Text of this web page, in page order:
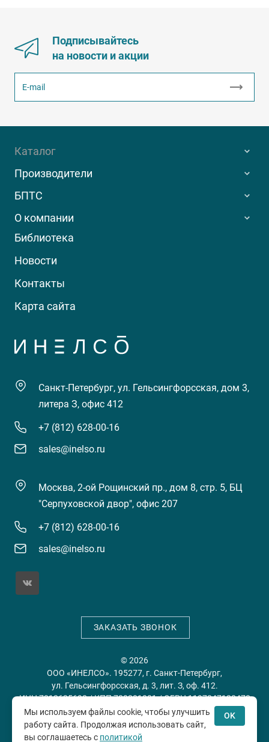
Подписывайтесь
на новости и акции
Каталог
Производители
БПТС
О компании
Библиотека
Новости
Контакты
Карта сайта
Санкт-Петербург, ул. Гельсингфорсская, дом 3,
литера З, офис 412
+7 (812) 628-00-16
sales@inelso.ru
Москва, 2-ой Рощинский пр., дом 8, стр. 5, БЦ
"Серпуховской двор", офис 207
+7 (812) 628-00-16
sales@inelso.ru
ЗАКАЗАТЬ ЗВОНОК
© 2026
ООО «ИНЕЛСО». 195277, г. Санкт-Петербург,
ул. Гельсингфорсская, д. 3, лит. З, оф. 412.
ИНН 7813635698 / КПП 780201001 / ОГРН 1197847128478
Политика конфиденциальности
Мы используем файлы cookie, чтобы улучшить
работу сайта. Продолжая использовать сайт,
вы соглашаетесь с политикой
OK